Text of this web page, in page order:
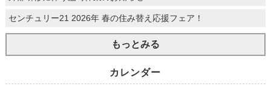
センチュリー21 2026年 春の住み替え応援フェア！
もっとみる
カレンダー